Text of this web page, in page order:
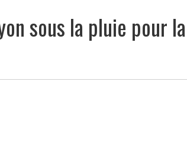
sous la pluie pour la